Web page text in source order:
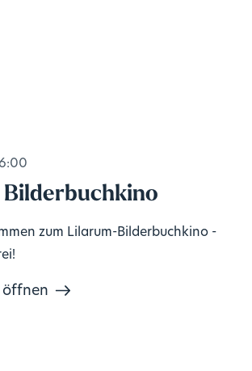
zum Lilarum-Bilderbuchkino -
öffnen